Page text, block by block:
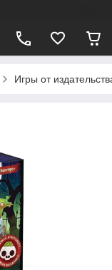
Игры от